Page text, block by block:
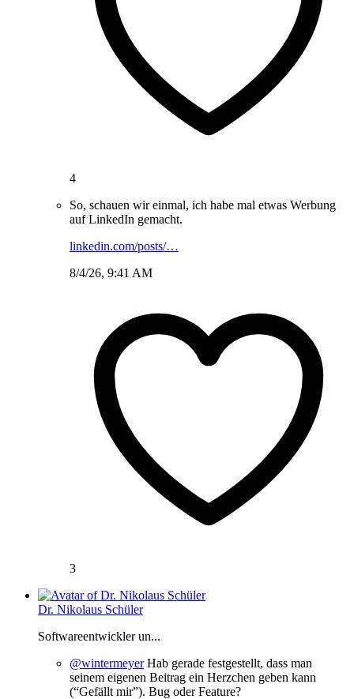
4
So, schauen wir einmal, ich habe mal etwas Werbung
auf LinkedIn gemacht.
linkedin.com/posts/…
8/4/26, 9:41 AM
3
Dr. Nikolaus Schüler
Softwareentwickler un...
@wintermeyerHab gerade festgestellt, dass man
seinem eigenen Beitrag ein Herzchen geben kann
(“Gefällt mir”). Bug oder Feature?